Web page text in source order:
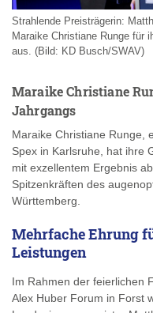
Strahlende Preisträgerin:
Maraike Christiane Runge für
aus. (Bild: KD Busch/SWAV)
Maraike Christiane
Jahrgangs
Maraike Christiane Runge,
Spex in Karlsruhe, hat ihre
mit exzellentem Ergebnis
Spitzenkräften des
Württemberg.
Mehrfache Ehrung
Leistungen
Im Rahmen der feierlichen
Alex Huber Forum in Forst